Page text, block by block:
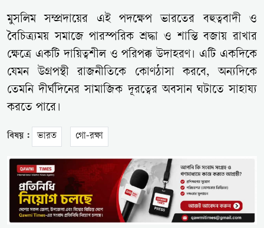
মুসলিম সম্প্রদায়ের এই পদক্ষেপ ভারতের বহুত্ববাদী ও
বৈচিত্র্যময় সমাজে পারস্পরিক শ্রদ্ধা ও শান্তি বজায় রাখার
ক্ষেত্রে একটি দায়িত্বশীল ও পরিপক্ক উদাহরণ। এটি একদিকে
যেমন উগ্রপন্থী রাজনীতিকে কোণঠাসা করবে, অন্যদিকে
তেমনি দীর্ঘদিনের সামাজিক দূরত্বের অবসান ঘটাতে সাহায্য
করতে পারে।
বিষয় : ভারত গো-রক্ষা